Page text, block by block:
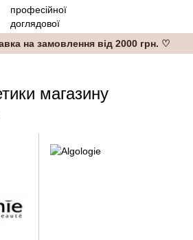
на замовлення від 2000 грн. ♡
магазину